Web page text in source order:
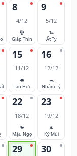
8
4/12
🐉
Giáp Thìn
9
5/12
🐍
Ất Tỵ
15
11/12
🐖
Tân Hợi
16
12/12
🐀
Nhâm Tý
22
18/12
🐎
Mậu Ngọ
23
19/12
🐐
Kỷ Mùi
29 30